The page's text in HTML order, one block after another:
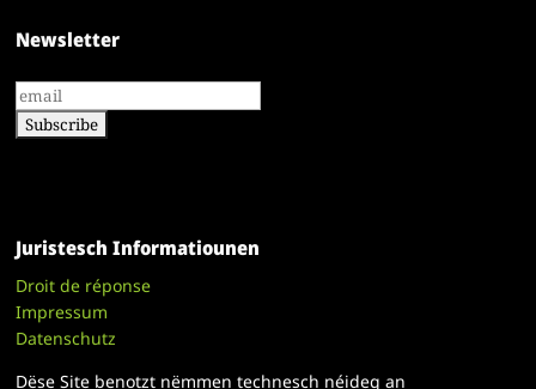
Newsletter
Juristesch Informatiounen
Droit de réponse
Impressum
Datenschutz
Dëse Site benotzt nëmmen technesch néideg an